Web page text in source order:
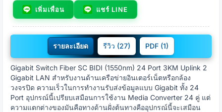
เพิ่มเพื่อน แชร์ LINE
รายละเอียด รีวิว (27) PDF (1)
Gigabit Switch Fiber SC BIDI (1550nm) 24 Port 3KM Uplink 2
Gigabit LAN สำหรับงานด้านเครือข่ายอินเตอร์เน็ตหรือกล้อง
วงจรปิด ความเร็วในการทำงานรับส่งข้อมูลแบบ Gigabit ทั้ง 24
Port อุปกรณ์นี้เปรียบเสมือนการใช้งาน Media Converter 24 คู่ แต่
ความแตกต่างของมันคือทางด้านฝั่งต้นทางคืออุปกรณ์นี้จะเสมือน